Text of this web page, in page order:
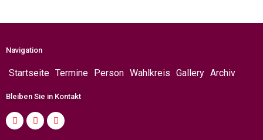
Navigation
Startseite Termine Person Wahlkreis Gallery Archiv
Bleiben Sie in Kontakt